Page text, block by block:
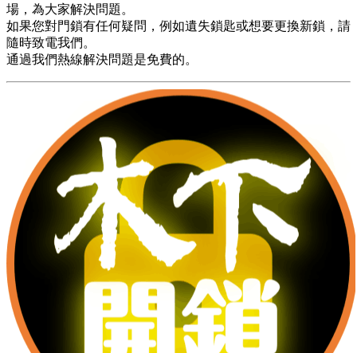
場，為大家解決問題。
如果您對門鎖有任何疑問，例如遺失鎖匙或想要更換新鎖，請
隨時致電我們。
通過我們熱線解決問題是免費的。